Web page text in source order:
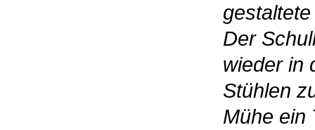
Der
wieder in
Stühlen
Mühe ein